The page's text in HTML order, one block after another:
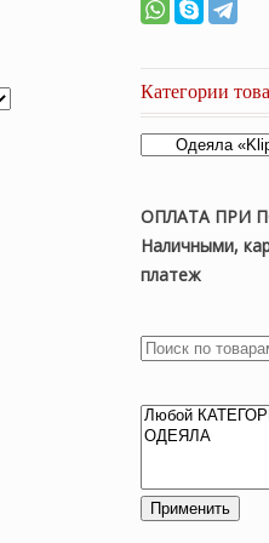
Категории
ОПЛАТА ПРИ
Наличными,
платеж
Применить